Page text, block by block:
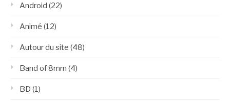
Android (22)
Animé (12)
Autour du site (48)
Band of 8mm (4)
BD (1)